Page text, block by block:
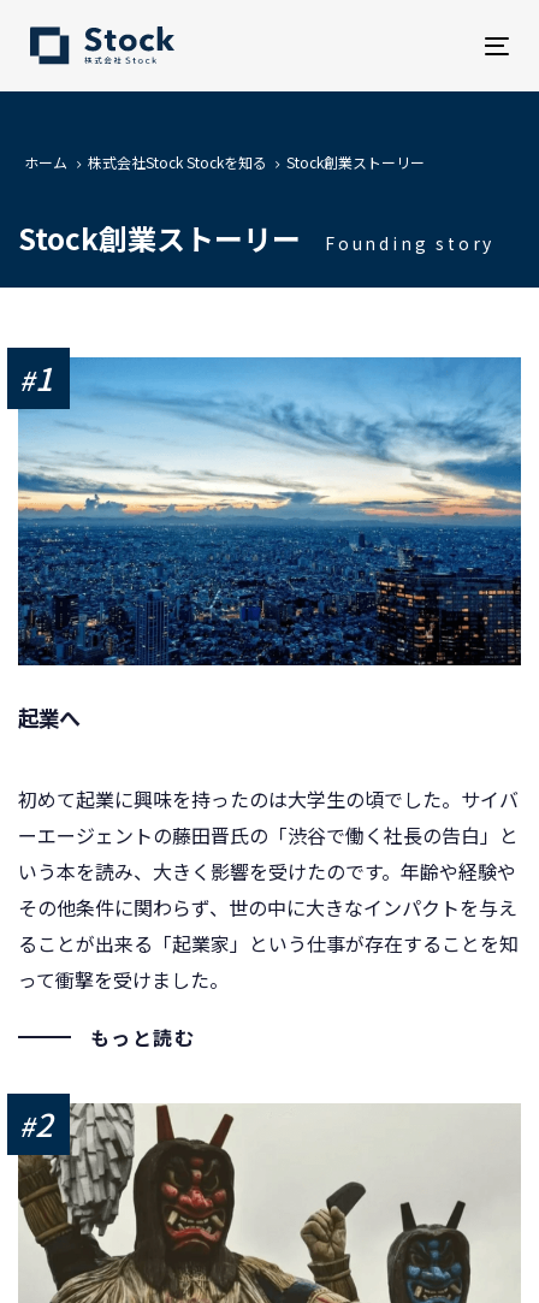
ホーム 株式会社Stock Stockを知る Stock創業ストーリー
Stock創業ストーリー Founding story
#1
起業へ
初めて起業に興味を持ったのは大学生の頃でした。サイバ
ーエージェントの藤田晋氏の「渋谷で働く社長の告白」と
いう本を読み、大きく影響を受けたのです。年齢や経験や
その他条件に関わらず、世の中に大きなインパクトを与え
ることが出来る「起業家」という仕事が存在することを知
って衝撃を受けました。
もっと読む
#2